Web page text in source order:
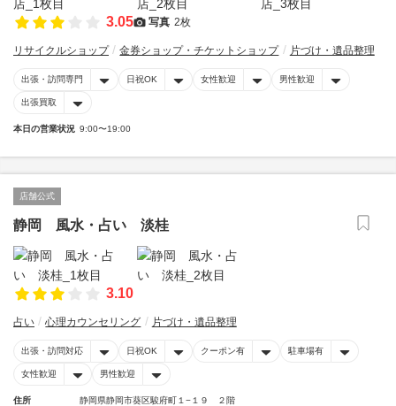
3.05 写真 2枚
リサイクルショップ 金券ショップ・チケットショップ 片づけ・遺品整理
出張・訪問専門 日祝OK 女性歓迎 男性歓迎
出張買取
本日の営業状況 9:00〜19:00
店舗公式
静岡 風水・占い 淡桂
3.10
占い 心理カウンセリング 片づけ・遺品整理
出張・訪問対応 日祝OK クーポン有 駐車場有
女性歓迎 男性歓迎
住所
静岡県静岡市葵区駿府町１−１９ ２階